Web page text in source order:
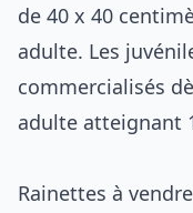
de 40 x 40
adulte. Les
commercialisés
adulte atteignant
Rainettes à